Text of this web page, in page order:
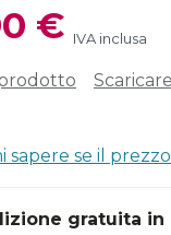
€ IVA inclusa
sapere se il
gratuita in